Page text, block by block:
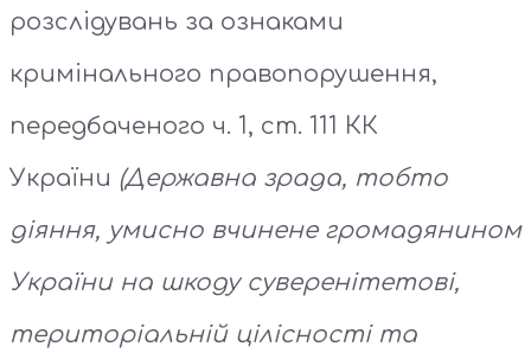
розслідувань за ознаками
кримінального правопорушення,
передбаченого ч. 1, ст. 111 КК
України (Державна зрада, тобто
діяння, умисно вчинене громадянином
України на шкоду суверенітетові,
територіальній цілісності та